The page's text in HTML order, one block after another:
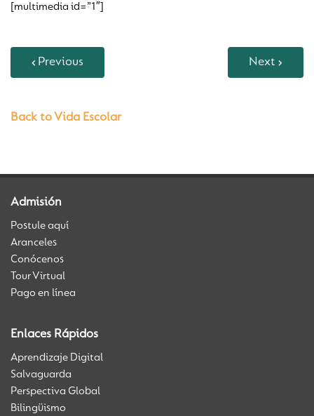
[multimedia id=”1″]
Previous Next
Back to Vida Escolar
Admisión
Postule aquí
Aranceles
Conócenos
Tour Virtual
Pago en línea
Enlaces Rápidos
Aprendizaje Digital
Salvaguarda
Perspectiva Global
Bilingüismo